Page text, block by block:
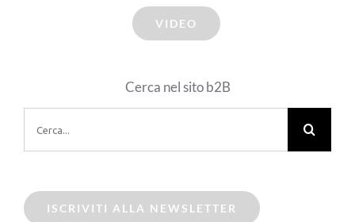
VIDEO
Cerca nel sito b2B
per:
ISCRIVITI ALLA NEWSLETTER